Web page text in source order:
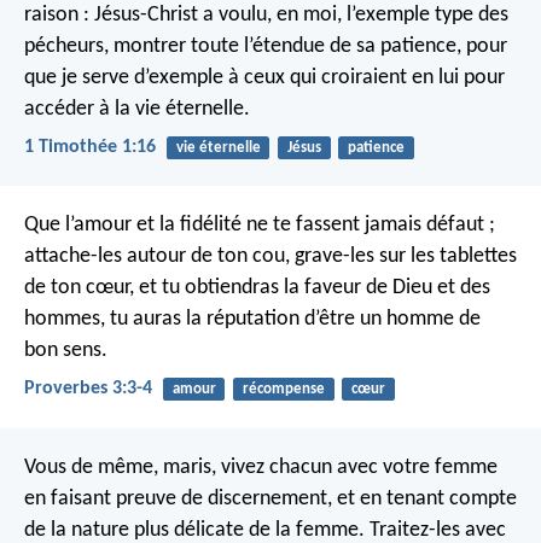
raison : Jésus-Christ a voulu, en moi, l’exemple type des
pécheurs, montrer toute l’étendue de sa patience, pour
que je serve d’exemple à ceux qui croiraient en lui pour
accéder à la vie éternelle.
1 Timothée 1:16 vie éternelle Jésus patience
Que l’amour et la fidélité ne te fassent jamais défaut ;
attache-les autour de ton cou, grave-les sur les tablettes
de ton cœur, et tu obtiendras la faveur de Dieu et des
hommes, tu auras la réputation d’être un homme de
bon sens.
Proverbes 3:3-4 amour récompense cœur
Vous de même, maris, vivez chacun avec votre femme
en faisant preuve de discernement, et en tenant compte
de la nature plus délicate de la femme. Traitez-les avec